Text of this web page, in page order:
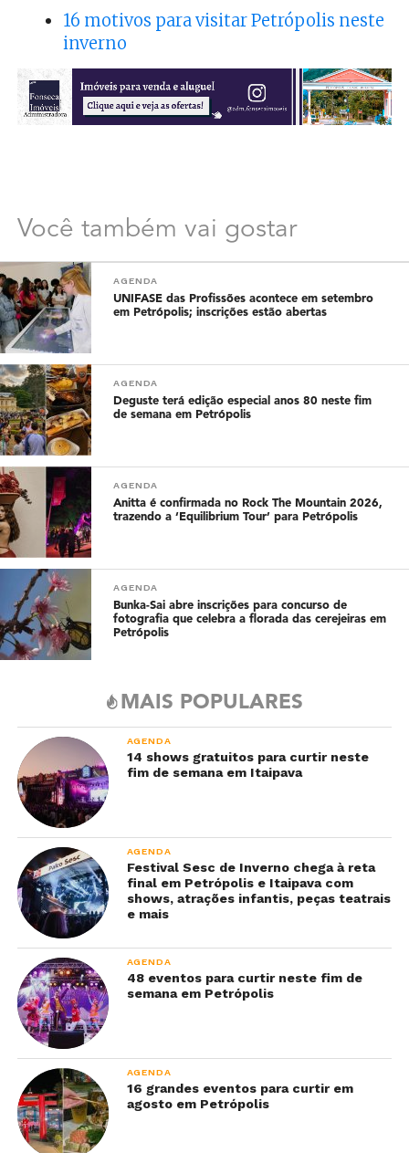
16 motivos para visitar Petrópolis neste
inverno
Você também vai gostar
AGENDA
UNIFASE das Profissões acontece em setembro
em Petrópolis; inscrições estão abertas
AGENDA
Deguste terá edição especial anos 80 neste fim
de semana em Petrópolis
AGENDA
Anitta é confirmada no Rock The Mountain 2026,
trazendo a ‘Equilibrium Tour’ para Petrópolis
AGENDA
Bunka-Sai abre inscrições para concurso de
fotografia que celebra a florada das cerejeiras em
Petrópolis
MAIS POPULARES
AGENDA
14 shows gratuitos para curtir neste
fim de semana em Itaipava
AGENDA
Festival Sesc de Inverno chega à reta
final em Petrópolis e Itaipava com
shows, atrações infantis, peças teatrais
e mais
AGENDA
48 eventos para curtir neste fim de
semana em Petrópolis
AGENDA
16 grandes eventos para curtir em
agosto em Petrópolis